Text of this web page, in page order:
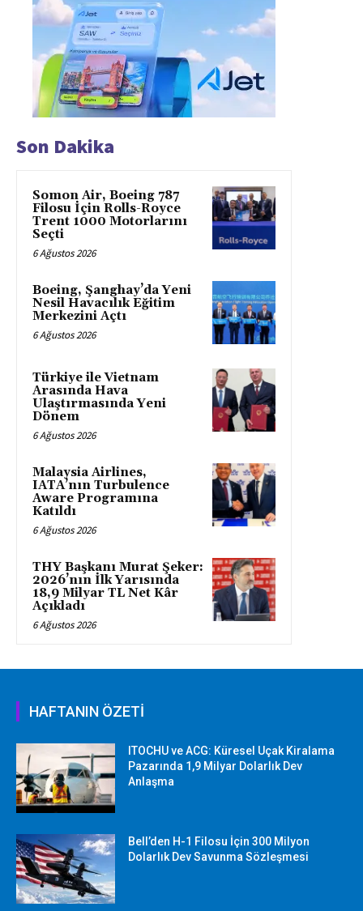
Son Dakika
Somon Air, Boeing 787
Filosu İçin Rolls-Royce
Trent 1000 Motorlarını
Seçti
6 Ağustos 2026
Boeing, Şanghay’da Yeni
Nesil Havacılık Eğitim
Merkezini Açtı
6 Ağustos 2026
Türkiye ile Vietnam
Arasında Hava
Ulaştırmasında Yeni
Dönem
6 Ağustos 2026
Malaysia Airlines,
IATA’nın Turbulence
Aware Programına
Katıldı
6 Ağustos 2026
THY Başkanı Murat Şeker:
2026’nın İlk Yarısında
18,9 Milyar TL Net Kâr
Açıkladı
6 Ağustos 2026
HAFTANIN ÖZETİ
ITOCHU ve ACG: Küresel Uçak Kiralama
Pazarında 1,9 Milyar Dolarlık Dev
Anlaşma
Bell’den H-1 Filosu İçin 300 Milyon
Dolarlık Dev Savunma Sözleşmesi